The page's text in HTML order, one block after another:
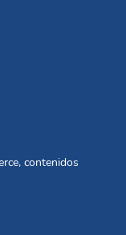
contenidos